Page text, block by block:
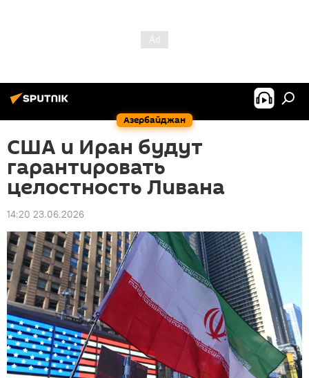
Азербайджан
США и Иран будут
гарантировать
целостность Ливана
14:20 23.06.2026